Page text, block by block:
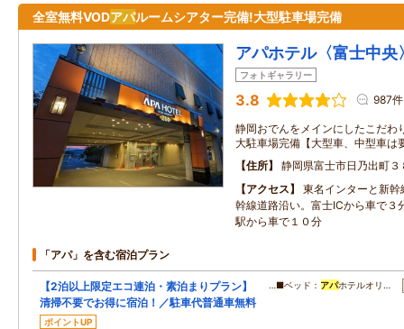
全室無料VODアパルームシアター完備!大型駐車場完備
アパホテル〈富士中央
フォトギャラリー
3.8 987件
静岡おでんをメインにしたこだわ
大駐車場完備【大型車、中型車は
住所
静岡県富士市日乃出町３
アクセス
東名インターと新
幹線道路沿い。富士ICから車で３
駅から車で１０分
「アパ」を含む宿泊プラン
【2泊以上限定エコ連泊・素泊まりプラン】
清掃不要でお得に宿泊！／駐車代普通車無料
ポイントUP
…■ベッド： アパホテルオリ…